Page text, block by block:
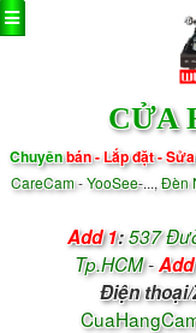
CỬA
Chuyênbán - Lắp đặt -
CareCam-YooSee-..., Đèn
Add 1: 537
Tp.HCM-
Điện thoại/